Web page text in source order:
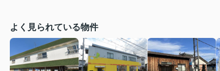
よく見られている物件